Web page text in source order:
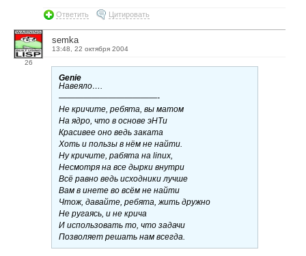
Ответить Цитировать
26
semka
13:48, 22 октября 2004
Genie
Навеяло….
————————————-
Не кричите, ребята, вы матом
На ядро, что в основе эНТи
Красивее оно ведь заката
Хоть и пользы в нём не найти.
Ну кричите, рабята на linux,
Несмотря на все дырки внутри
Всё равно ведь исходники лучше
Вам в инете во всём не найти
Чтож, давайте, ребята, жить дружно
Не ругаясь, и не крича
И использовать то, что задачи
Позволяет решать нам всегда.